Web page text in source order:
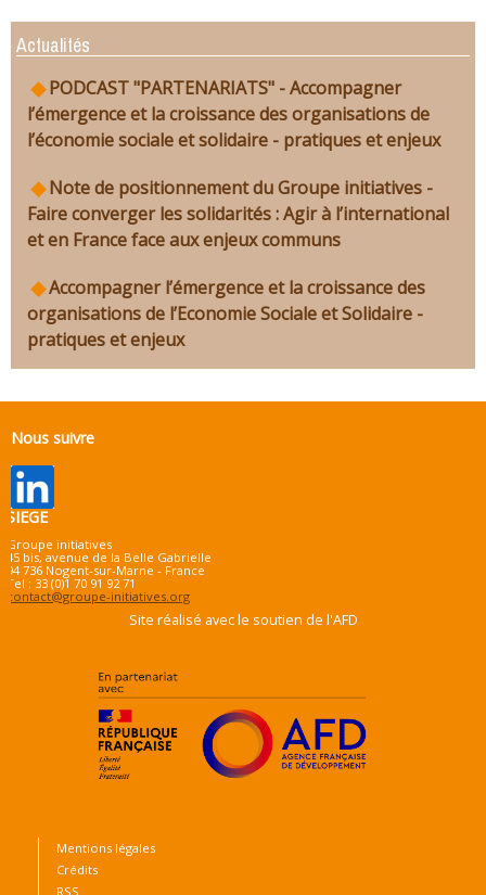
Actualités
PODCAST "PARTENARIATS" - Accompagner
l’émergence et la croissance des organisations de
l’économie sociale et solidaire - pratiques et enjeux
Note de positionnement du Groupe initiatives -
Faire converger les solidarités : Agir à l’international
et en France face aux enjeux communs
Accompagner l’émergence et la croissance des
organisations de l’Economie Sociale et Solidaire -
pratiques et enjeux
Nous suivre
SIEGE
Groupe initiatives
45 bis, avenue de la Belle Gabrielle
94 736 Nogent-sur-Marne - France
Tel : 33 (0)1 70 91 92 71
contact@groupe-initiatives.org
Site réalisé avec le soutien de l'AFD
Mentions légales
Crédits
RSS